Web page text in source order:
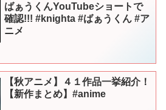
ばぁうくんYouTubeショートで
確認!!! #knighta #ばぁうくん #ア
ニメ
【秋アニメ】４１作品一挙紹介！
【新作まとめ】#anime